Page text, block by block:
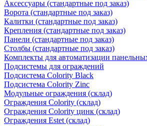
Аксессуары (стандартные под заказ)
Ворота (стандартные под заказ)
Калитки (стандартные под заказ)
Крепления (стандартные под заказ)
Панели (стандартные под заказ)
Столбы (стандартные под заказ)
Комплекты для автоматизации
Подсистемы для ограждений
Подсистема Colority Black
Подсистема Colority Zinc
Модульные ограждения (склад)
Ограждения Colority (склад)
Ограждения Colority цинк (склад)
Ограждения Estet (склад)